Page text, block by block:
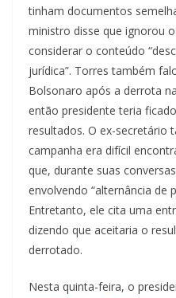
tinham documentos
ministro disse que ignorou
considerar o conteúdo
jurídica”. Torres também
Bolsonaro após a derrota
então presidente teria
resultados. O ex-secretário
campanha era difícil
que, durante suas
envolvendo “alternância de
Entretanto, ele cita uma
dizendo que aceitaria o
derrotado.
Nesta quinta-feira, o